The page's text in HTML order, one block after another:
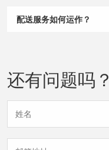
配送服务如何运作？
还有问题吗？